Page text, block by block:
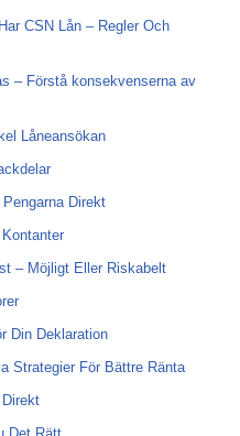
CSN Lån – Regler Och
– Förstå konsekvenserna av
Låneansökan
Direkt
– Möjligt Eller Riskabelt
Din Deklaration
Strategier För Bättre Ränta